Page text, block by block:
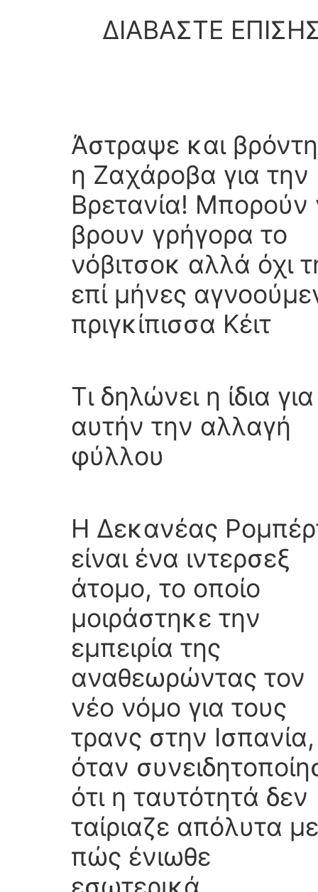
ΔΙΑΒΑΣΤΕ
Άστραψε και
η Ζαχάροβα για την
Βρετανία! Μπορούν
βρουν γρήγορα το
νόβιτσοκ αλλά όχι
επί μήνες
πριγκίπισσα Κέιτ
Τι δηλώνει η ίδια για
αυτήν την αλλαγή
φύλλου
Η Δεκανέας
είναι ένα ιντερσεξ
άτομο, το οποίο
μοιράστηκε την
εμπειρία της
αναθεωρώντας τον
νέο νόμο για τους
τρανς στην Ισπανία,
όταν
ότι η ταυτότητά δεν
ταίριαζε απόλυτα
πώς ένιωθε